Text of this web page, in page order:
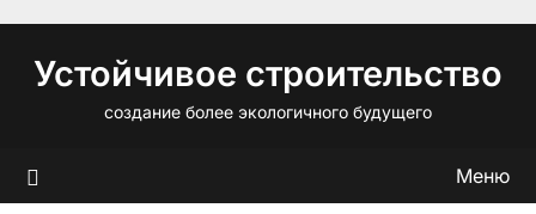
содержимому
Устойчивое строительство
создание более экологичного будущего
Меню